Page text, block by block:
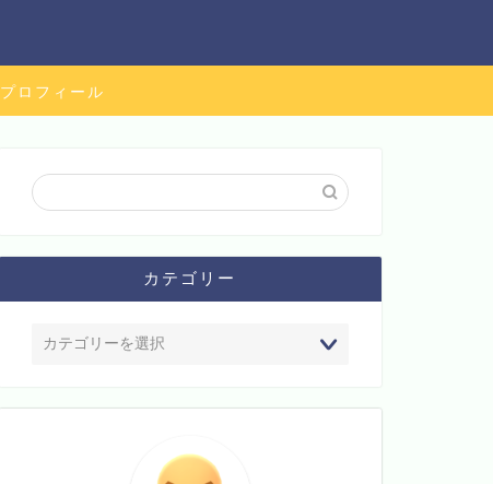
プロフィール
カテゴリー